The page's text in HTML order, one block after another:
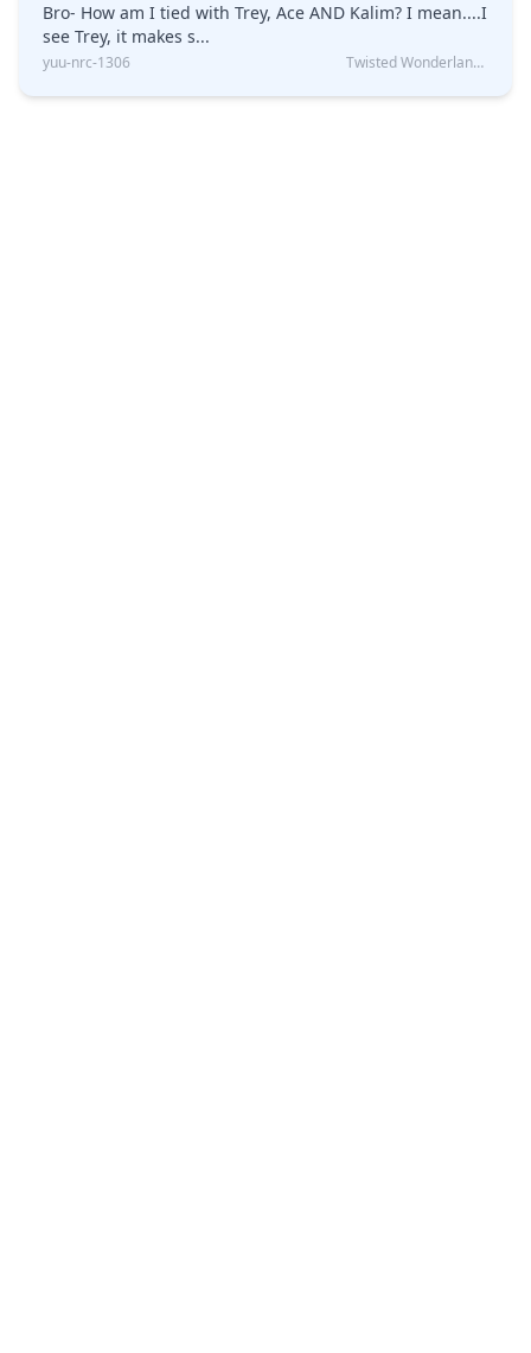
Bro- How am I tied with Trey, Ace AND Kalim? I mean....I
see Trey, it makes s...
yuu-nrc-1306 Twisted Wonderland Kin Quiz